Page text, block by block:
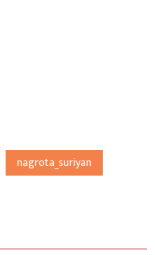
nagrota_suriyan